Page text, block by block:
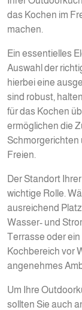
das Kochen im
machen.
Ein essentielles
Auswahl der
hierbei eine
sind robust,
für das Kochen
ermöglichen die
Schmorgerichten
Freien.
Der Standort
wichtige Rolle.
ausreichend
Wasser- und
Terrasse oder
Kochbereich vor
angenehmes
Um Ihre
sollten Sie auch